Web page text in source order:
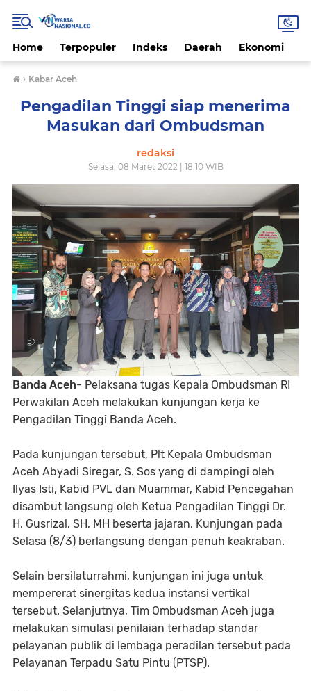
Home Terpopuler Indeks Daerah Ekonomi
› Kabar Aceh
Pengadilan Tinggi siap menerima
Masukan dari Ombudsman
redaksi
Selasa, 08 Maret 2022 | 18.10 WIB
Banda Aceh- Pelaksana tugas Kepala Ombudsman RI
Perwakilan Aceh melakukan kunjungan kerja ke
Pengadilan Tinggi Banda Aceh.
Pada kunjungan tersebut, Plt Kepala Ombudsman
Aceh Abyadi Siregar, S. Sos yang di dampingi oleh
Ilyas Isti, Kabid PVL dan Muammar, Kabid Pencegahan
disambut langsung oleh Ketua Pengadilan Tinggi Dr.
H. Gusrizal, SH, MH beserta jajaran. Kunjungan pada
Selasa (8/3) berlangsung dengan penuh keakraban.
Selain bersilaturrahmi, kunjungan ini juga untuk
mempererat sinergitas kedua instansi vertikal
tersebut. Selanjutnya, Tim Ombudsman Aceh juga
melakukan simulasi penilaian terhadap standar
pelayanan publik di lembaga peradilan tersebut pada
Pelayanan Terpadu Satu Pintu (PTSP).